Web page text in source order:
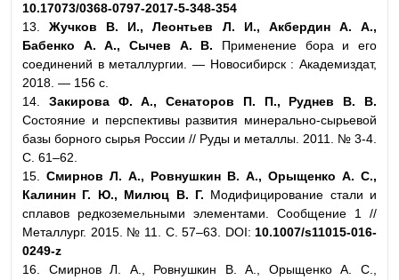
10.17073/0368-0797-2017-5-348-354
13.Жучков В. И., Леонтьев Л. И., Акбердин А. А.,
Бабенко А. А., Сычев А. В. Применение бора и его
соединений в металлургии. — Новосибирск : Академиздат,
2018. — 156 с.
14. Закирова Ф. А., Сенаторов П. П., Руднев В. В.
Состояние и перспективы развития минерально-сырьевой
базы борного сырья России // Руды и металлы. 2011. № 3-4.
С. 61–62.
15. Смирнов Л. А., Ровнушкин В. А., Орыщенко А. С.,
Калинин Г. Ю., Милюц В. Г. Модифицирование стали и
сплавов редкоземельными элементами. Сообщение 1 //
Металлург. 2015. № 11. С. 57–63. DOI: 10.1007/s11015-016-
0249-z
16. Смирнов Л. А., Ровнушкин В. А., Орыщенко А. С.,